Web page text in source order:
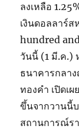
ลงเหลือ
เงินดอลลาร์
hundred
วันนี้ (1 มี.ค.)
ธนาคารกลา
ทองคำ เปิดเ
ขึ้นจากวานนี้
สถานการณ์ร